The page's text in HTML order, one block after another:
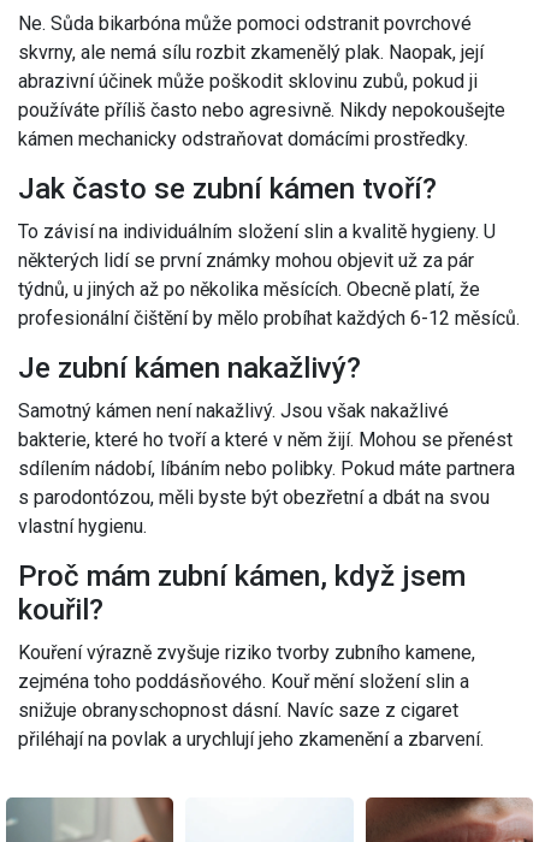
Ne. Sůda bikarbóna může pomoci odstranit povrchové
skvrny, ale nemá sílu rozbit zkamenělý plak. Naopak, její
abrazivní účinek může poškodit sklovinu zubů, pokud ji
používáte příliš často nebo agresivně. Nikdy nepokoušejte
kámen mechanicky odstraňovat domácími prostředky.
Jak často se zubní kámen tvoří?
To závisí na individuálním složení slin a kvalitě hygieny. U
některých lidí se první známky mohou objevit už za pár
týdnů, u jiných až po několika měsících. Obecně platí, že
profesionální čištění by mělo probíhat každých 6-12 měsíců.
Je zubní kámen nakažlivý?
Samotný kámen není nakažlivý. Jsou však nakažlivé
bakterie, které ho tvoří a které v něm žijí. Mohou se přenést
sdílením nádobí, líbáním nebo polibky. Pokud máte partnera
s parodontózou, měli byste být obezřetní a dbát na svou
vlastní hygienu.
Proč mám zubní kámen, když jsem
kouřil?
Kouření výrazně zvyšuje riziko tvorby zubního kamene,
zejména toho poddásňového. Kouř mění složení slin a
snižuje obranyschopnost dásní. Navíc saze z cigaret
přiléhají na povlak a urychlují jeho zkamenění a zbarvení.